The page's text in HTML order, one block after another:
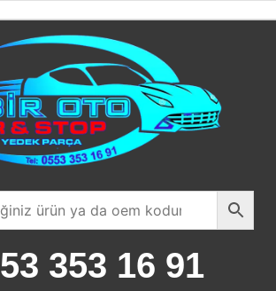
353 16 91